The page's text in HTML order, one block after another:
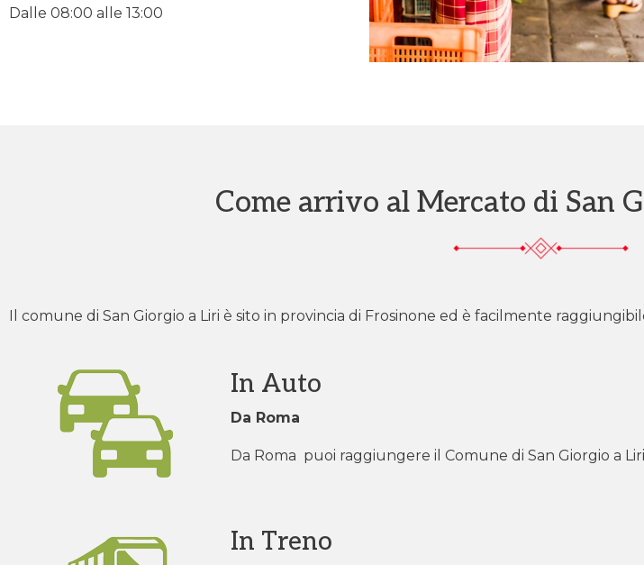
Dalle 08:00 alle 13:00
Come arrivo al Mercato di San
Il comune di San Giorgio a Liri è sito in provincia di Frosinone ed è facilmente
In Auto
Da Roma
Da Roma puoi raggiungere il Comune di San Giorgio a
In Treno